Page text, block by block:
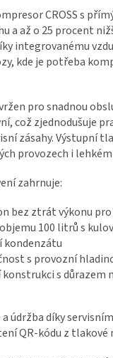
CROSS s
a až o 25 procent
integrovanému
kde je potřeba
pro snadnou
což zjednodušuje
zásahy. Výstupní
provozech i
zahrnuje:
bez ztrát výkonu
100 litrů s
kondenzátu
s provozní
s důrazem
údržba díky
QR-kódu z tlakové